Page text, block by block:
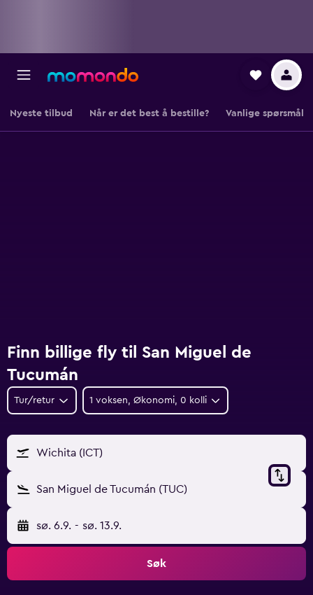
Nyeste tilbud Når er det best å bestille? Vanlige spørsmål
Finn billige fly til San Miguel de
Tucumán
Tur/retur 1 voksen, Økonomi, 0 kolli
Wichita (ICT)
San Miguel de Tucumán (TUC)
sø. 6.9. - sø. 13.9.
Søk